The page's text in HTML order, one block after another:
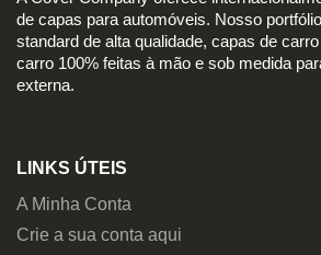
de capas para automóveis. Nosso
standard de alta qualidade, capas de
carro 100% feitas à mão e sob medida
externa.
LINKS ÚTEIS
A Minha Conta
Crie a sua conta aqui